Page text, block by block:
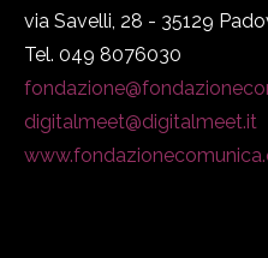
via Savelli, 28 - 35129
Tel. 049 8076030
digitalmeet@digitalmeet.it